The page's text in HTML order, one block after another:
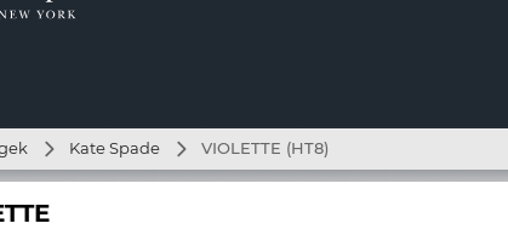
Kate Spade VIOLETTE (HT8)